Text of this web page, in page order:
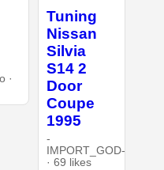
·
Tuning
Nissan
Silvia
S14 2
Door
Coupe
1995
-
IMPORT_GOD-
· 69 likes